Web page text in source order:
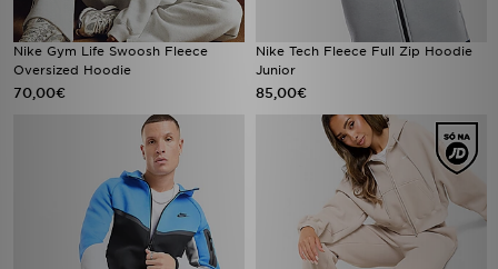
Nike Gym Life Swoosh Fleece
Oversized Hoodie
70,00€
Nike Tech Fleece Full Zip Hoodie
Junior
85,00€